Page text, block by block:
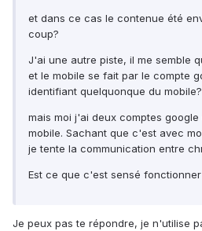
et dans ce cas le contenue été
coup?
J'ai une autre piste, il me semble
et le mobile se fait par le compte
identifiant quelquonque du mobile?
mais moi j'ai deux comptes
mobile. Sachant que c'est avec
je tente la communication entre
Est ce que c'est sensé
Je peux pas te répondre, je n'utilise